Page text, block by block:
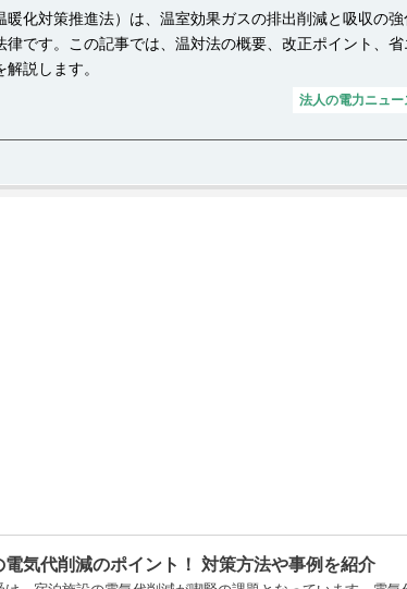
暖化対策推進法）は、温室効果ガスの排出削減と吸収の強
律です。この記事では、温対法の概要、改正ポイント、省
説します。
法人の電力ニュー
気代削減のポイント！ 対策方法や事例を紹介